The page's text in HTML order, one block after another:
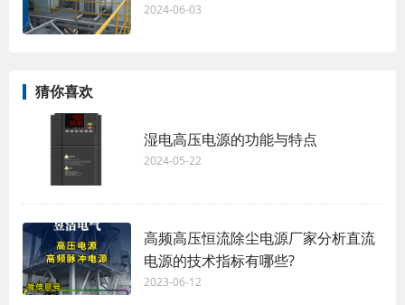
2024-06-03
猜你喜欢
湿电高压电源的功能与特点
2024-05-22
高频高压恒流除尘电源厂家分析直流
电源的技术指标有哪些?
2023-06-12